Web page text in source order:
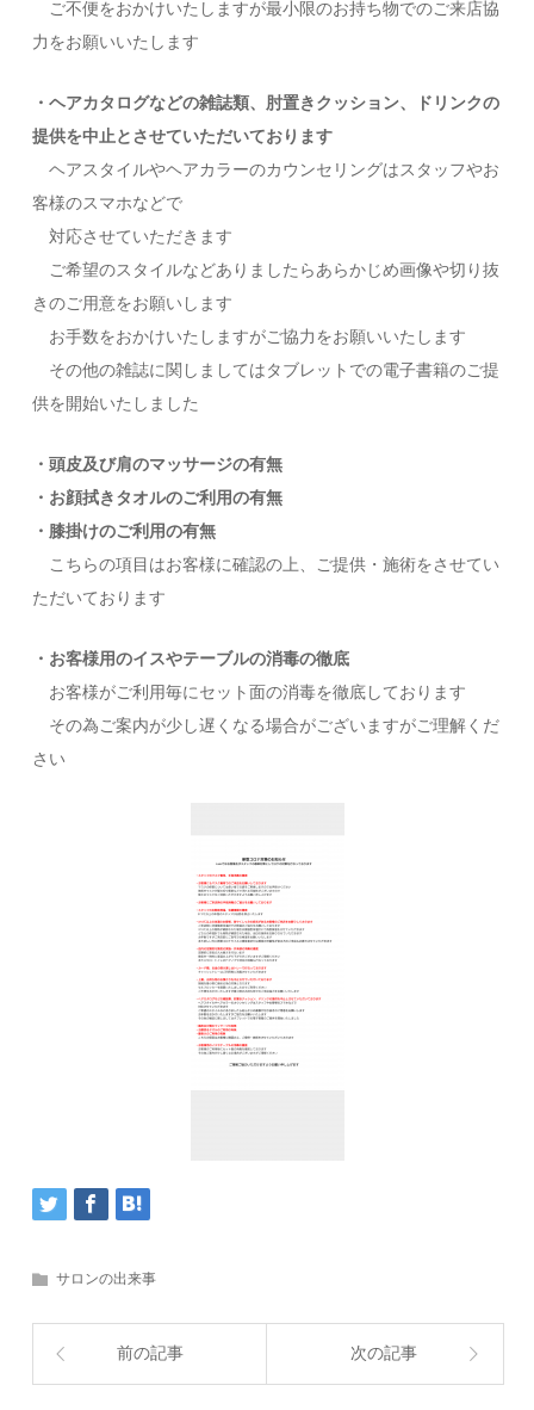
ご不便をおかけいたしますが最小限のお持ち物でのご来店協
力をお願いいたします
・ヘアカタログなどの雑誌類、肘置きクッション、ドリンクの
提供を中止とさせていただいております
ヘアスタイルやヘアカラーのカウンセリングはスタッフやお
客様のスマホなどで
対応させていただきます
ご希望のスタイルなどありましたらあらかじめ画像や切り抜
きのご用意をお願いします
お手数をおかけいたしますがご協力をお願いいたします
その他の雑誌に関しましてはタブレットでの電子書籍のご提
供を開始いたしました
・頭皮及び肩のマッサージの有無
・お顔拭きタオルのご利用の有無
・膝掛けのご利用の有無
こちらの項目はお客様に確認の上、ご提供・施術をさせてい
ただいております
・お客様用のイスやテーブルの消毒の徹底
お客様がご利用毎にセット面の消毒を徹底しております
その為ご案内が少し遅くなる場合がございますがご理解くだ
さい
サロンの出来事
前の記事 次の記事